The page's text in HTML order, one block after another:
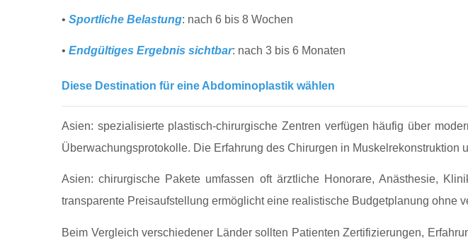
• Sportliche Belastung: nach 6 bis 8 Wochen
• Endgültiges Ergebnis sichtbar: nach 3 bis 6 Monaten
Diese Destination für eine Abdominoplastik wählen
Asien: spezialisierte plastisch‑chirurgische Zentren verfügen häufig über
Überwachungsprotokolle. Die Erfahrung des Chirurgen in
Asien: chirurgische Pakete umfassen oft ärztliche Honorare, Anästhesie,
transparente Preisaufstellung ermöglicht eine realistische Budgetplanung ohne
Beim Vergleich verschiedener Länder sollten Patienten Zertifizierungen,